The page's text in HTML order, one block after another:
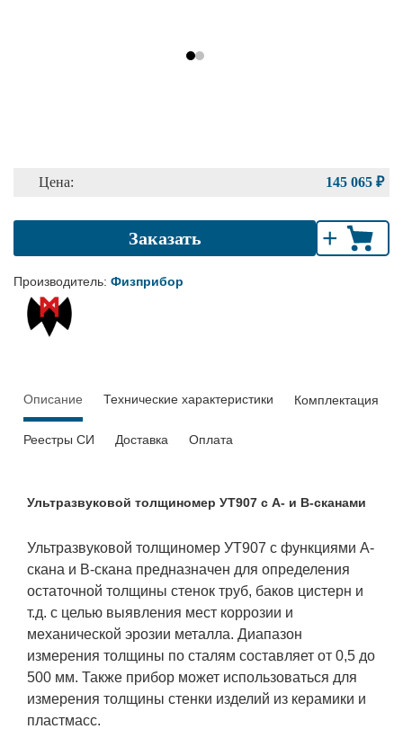
145 065 ₽
Цена:
Заказать +
Производитель: Физприбор
Описание Технические характеристики Комплектация
Реестры СИ Доставка Оплата
Ультразвуковой толщиномер УТ907 с А- и В-сканами
Ультразвуковой толщиномер УТ907 с функциями А-
скана и В-скана предназначен для определения
остаточной толщины стенок труб, баков цистерн и
т.д. с целью выявления мест коррозии и
механической эрозии металла. Диапазон
измерения толщины по сталям составляет от 0,5 до
500 мм. Также прибор может использоваться для
измерения толщины стенки изделий из керамики и
пластмасс.